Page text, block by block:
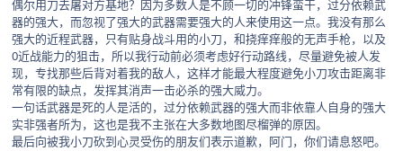
偶尔用刀去屠对方基地？因为多数人是不顾一切的冲锋蛮干，过分依赖武
器的强大，而忽视了强大的武器需要强大的人来使用这一点。我没有那么
强大的近程武器，只有贴身战斗用的小刀，和挠痒痒般的无声手枪，以及
0近战能力的狙击，所以我行动前必须考虑好行动路线，尽量避免被人发
现，专找那些后背对着我的敌人，这样才能最大程度避免小刀攻击距离非
常有限的缺点，发挥其消声一击必杀的强大威力。
一句话武器是死的人是活的，过分依赖武器的强大而非依靠人自身的强大
实非强者所为，这也是我不主张在大多数地图尽榴弹的原因。
最后向被我小刀砍到心灵受伤的朋友们表示道歉，阿门，你们请息怒吧。